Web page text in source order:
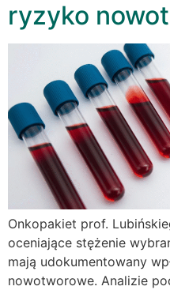
ryzyko
Onkopakiet prof.
oceniające stężenie
mają udokumentowany
nowotworowe. Analizie